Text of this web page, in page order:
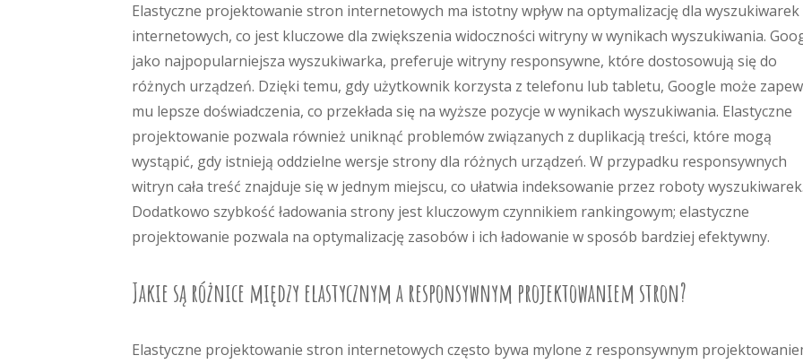
Elastyczne projektowanie stron internetowych ma istotny wpływ na optymalizację dla wyszukiwarek
internetowych, co jest kluczowe dla zwiększenia widoczności witryny w wynikach wyszukiwania.
jako najpopularniejsza wyszukiwarka, preferuje witryny responsywne, które dostosowują się do
różnych urządzeń. Dzięki temu, gdy użytkownik korzysta z telefonu lub tabletu, Google może
mu lepsze doświadczenia, co przekłada się na wyższe pozycje w wynikach wyszukiwania. Elastyczne
projektowanie pozwala również uniknąć problemów związanych z duplikacją treści, które mogą
wystąpić, gdy istnieją oddzielne wersje strony dla różnych urządzeń. W przypadku responsywnych
witryn cała treść znajduje się w jednym miejscu, co ułatwia indeksowanie przez roboty wyszukiwarek.
Dodatkowo szybkość ładowania strony jest kluczowym czynnikiem rankingowym; elastyczne
projektowanie pozwala na optymalizację zasobów i ich ładowanie w sposób bardziej efektywny.
Jakie są różnice między elastycznym a responsywnym projektowaniem stron?
Elastyczne projektowanie stron internetowych często bywa mylone z responsywnym